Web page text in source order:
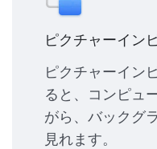
ピクチャーイン
ピクチャーイン
ると、コンピュ
がら、バックグ
見れます。